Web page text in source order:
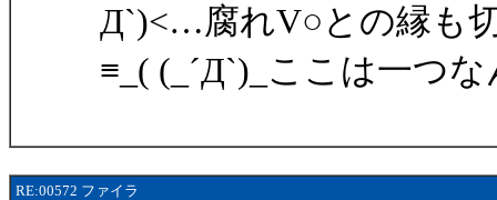
Д`)<…腐れV○との縁も
≡_( (_´Д`)_ここは一つ
RE:00572 ファイラ